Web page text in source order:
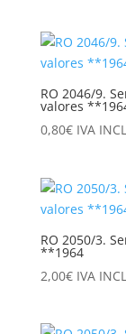
RO 2046/9.
valores
0,80€ IVA
RO 2050/3.
**1964
2,00€ IVA